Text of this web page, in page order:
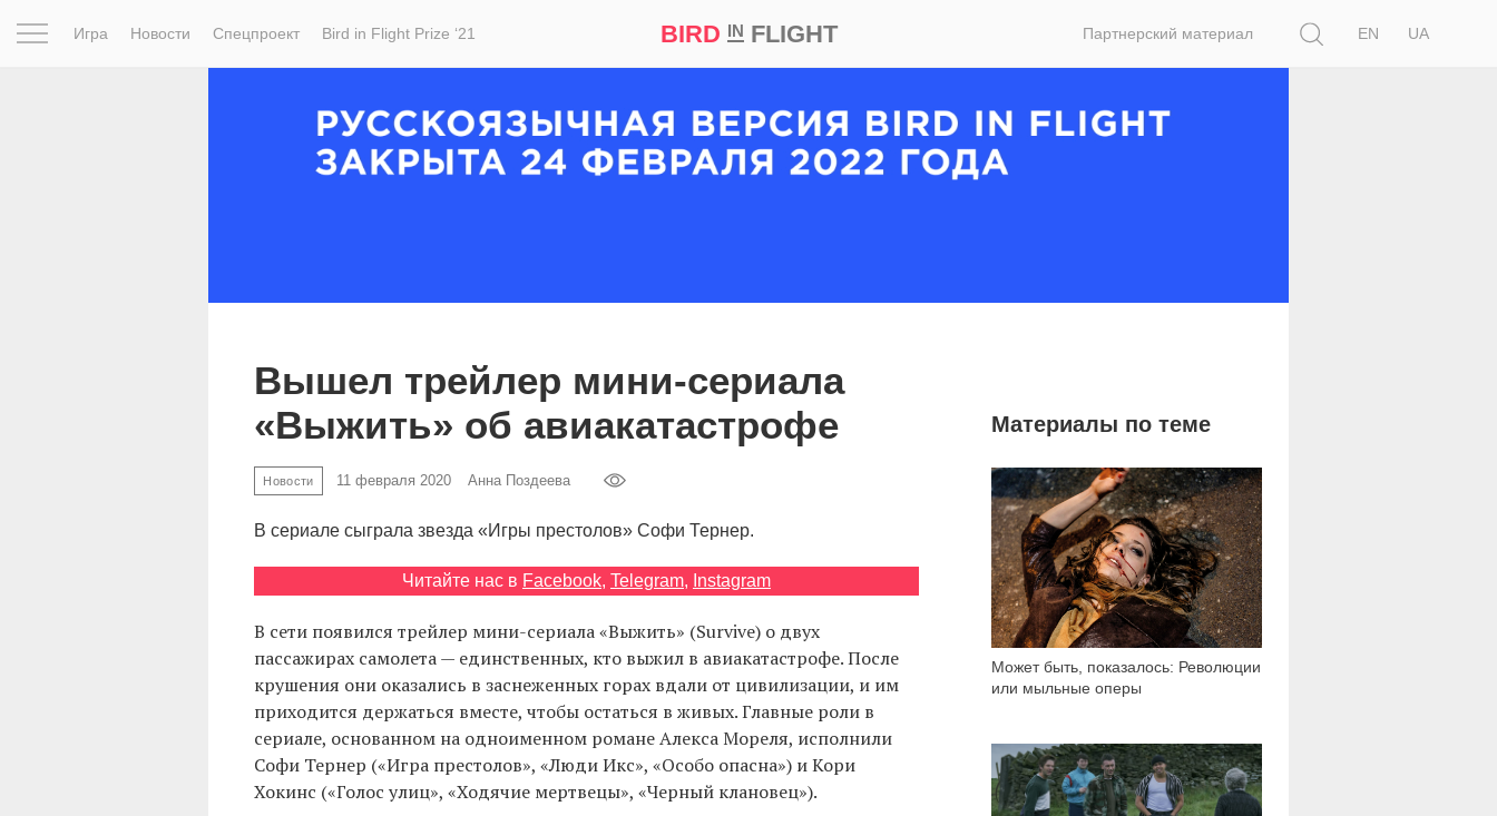
Игра Новости Спецпроект Bird in Flight Prize ‘21 BIRD INFLIGHT Партнерский материал
EN
UA
Вышел трейлер мини-сериала
«Выжить» об авиакатастрофе
Новости 11 февраля 2020 Анна Поздеева
В сериале сыграла звезда «Игры престолов» Софи Тернер.
Читайте нас в Facebook, Telegram, Instagram
В сети появился трейлер мини-сериала «Выжить» (Survive) о двух
пассажирах самолета — единственных, кто выжил в авиакатастрофе. После
крушения они оказались в заснеженных горах вдали от цивилизации, и им
приходится держаться вместе, чтобы остаться в живых. Главные роли в
сериале, основанном на одноименном романе Алекса Мореля, исполнили
Софи Тернер («Игра престолов», «Люди Икс», «Особо опасна») и Кори
Хокинс («Голос улиц», «Ходячие мертвецы», «Черный клановец»).
Материалы по теме
Может быть, показалось: Революции
или мыльные оперы
1 665
20 437